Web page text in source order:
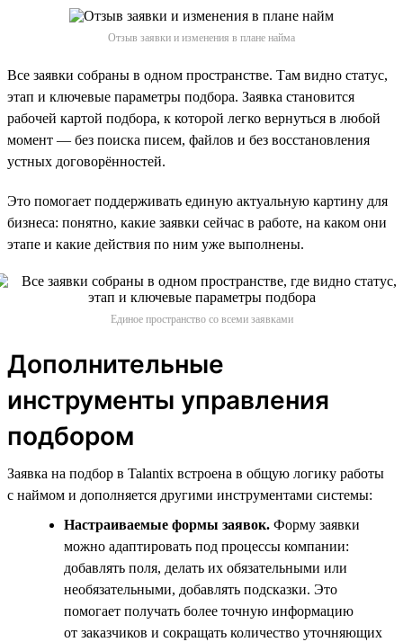
Отзыв заявки и изменения в плане найма
Все заявки собраны в одном пространстве. Там видно статус,
этап и ключевые параметры подбора. Заявка становится
рабочей картой подбора, к которой легко вернуться в любой
момент — без поиска писем, файлов и без восстановления
устных договорённостей.
Это помогает поддерживать единую актуальную картину для
бизнеса: понятно, какие заявки сейчас в работе, на каком они
этапе и какие действия по ним уже выполнены.
Единое пространство со всеми заявками
Дополнительные
инструменты управления
подбором
Заявка на подбор в Talantix встроена в общую логику работы
с наймом и дополняется другими инструментами системы:
Настраиваемые формы заявок. Форму заявки
можно адаптировать под процессы компании:
добавлять поля, делать их обязательными или
необязательными, добавлять подсказки. Это
помогает получать более точную информацию
от заказчиков и сокращать количество уточняющих